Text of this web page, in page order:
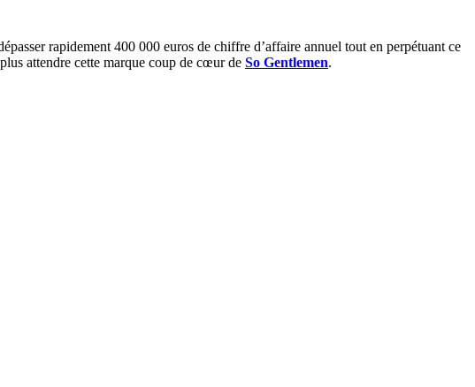
rapidement 400 000 euros de chiffre d’affaire annuel tout en perpétuant ce
attendre cette marque coup de cœur de So Gentlemen.